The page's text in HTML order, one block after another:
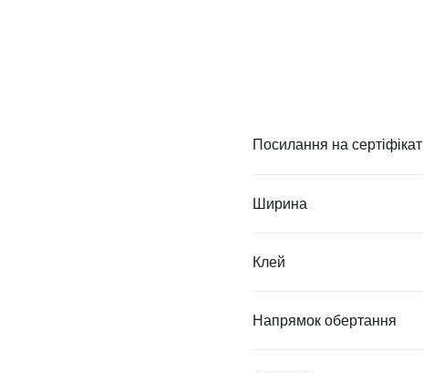
Посилання на сертіфікат
Ширина
Клей
Напрямок обертання